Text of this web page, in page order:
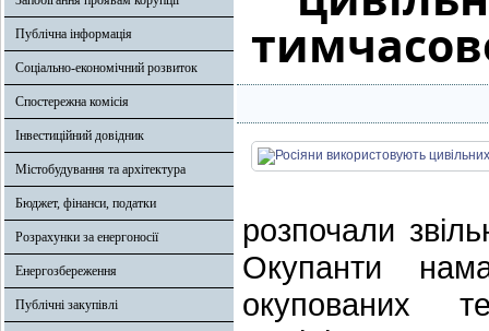
Публічна інформація
Соціально-економічний розвиток
Спостережна комісія
Інвестиційний довідник
Містобудування та архітектура
Бюджет, фінанси, податки
Розрахунки за енергоносії
Енергозбереження
Публічні закупівлі
розпочали
Окупанти
окупованих